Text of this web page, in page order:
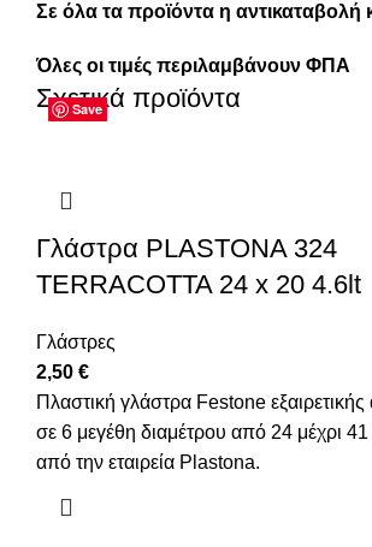
Σε όλα τα προϊόντα η αντικαταβολή
Όλες οι τιμές περιλαμβάνουν ΦΠΑ
Σχετικά προϊόντα
Save
Γλάστρα PLASTONA 324
TERRACOTTA 24 x 20 4.6lt
Γλάστρες
2,50 €
Πλαστική γλάστρα Festone εξαιρετικής
σε 6 μεγέθη διαμέτρου από 24 μέχρι
από την εταιρεία Plastona.
Save
Save
Save
Save
Save
Save
Save